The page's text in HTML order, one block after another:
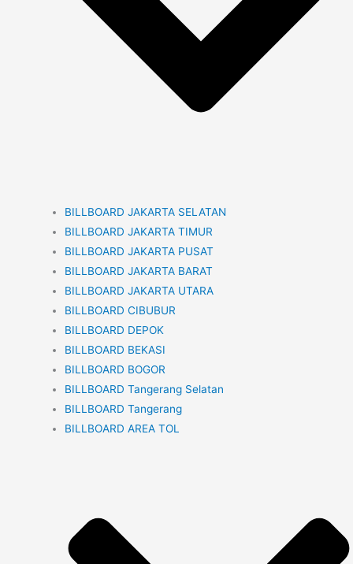
BILLBOARD JAKARTA SELATAN
BILLBOARD JAKARTA TIMUR
BILLBOARD JAKARTA PUSAT
BILLBOARD JAKARTA BARAT
BILLBOARD JAKARTA UTARA
BILLBOARD CIBUBUR
BILLBOARD DEPOK
BILLBOARD BEKASI
BILLBOARD BOGOR
BILLBOARD Tangerang Selatan
BILLBOARD Tangerang
BILLBOARD AREA TOL